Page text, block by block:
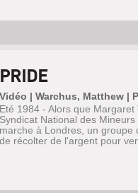
PRIDE
Vidéo | Warchus, Matthew |
Eté 1984 - Alors que
Syndicat National des
marche à Londres, un groupe
de récolter de l'argent pour